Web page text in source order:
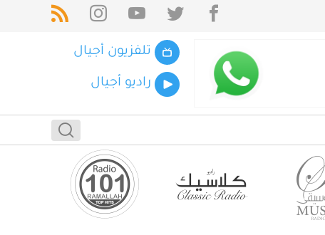
تلفزيون أجيال
راديو أجيال